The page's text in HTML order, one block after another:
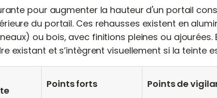
pour augmenter la hauteur d'un portail
du portail. Ces rehausses existent en
ou bois, avec finitions pleines ou ajourées.
existant et s’intègrent visuellement si la teinte
Points forts Points de